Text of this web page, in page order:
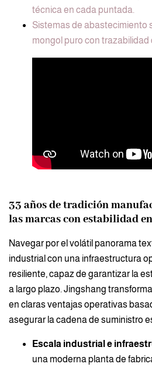
técnica en cada puntada.
Sistemas de abastecimiento
mongol puro con trazabilidad
33 años de tradición
las marcas con estabilidad
Navegar por el volátil panorama
industrial con una infraestructura
resiliente, capaz de garantizar la
a largo plazo. Jingshang
en claras ventajas operativas
asegurar la cadena de suministro
Escala industrial e
una moderna planta de